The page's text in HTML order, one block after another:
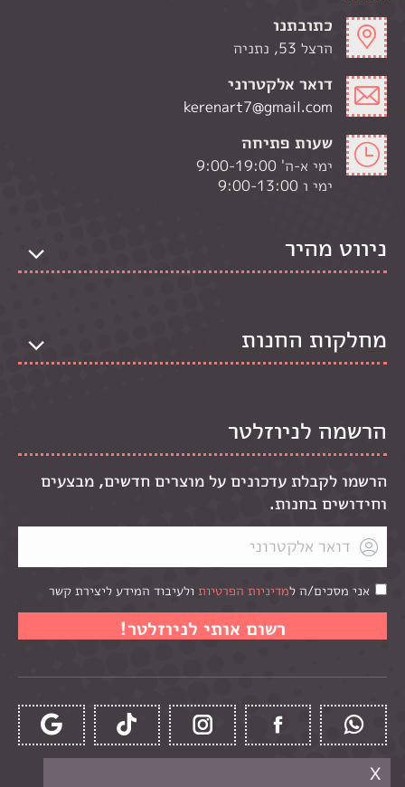
כתובתנו
הרצל 53, נתניה
דואר אלקטרוני
kerenart7@gmail.com
שעות פתיחה
ימי א-ה' 9:00-19:00
ימי ו 9:00-13:00
ניווט מהיר
מחלקות החנות
הרשמה לניוזלטר
הרשמו לקבלת עדכונים על מוצרים חדשים, מבצעים
וחידושים בחנות.
אני מסכים/ה למדיניות הפרטיות ולעיבוד המידע ליצירת קשר
x